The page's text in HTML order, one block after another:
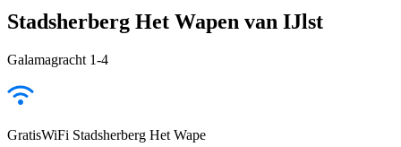
Stadsherberg Het Wapen van IJlst
Galamagracht 1-4
GratisWiFi Stadsherberg Het Wape